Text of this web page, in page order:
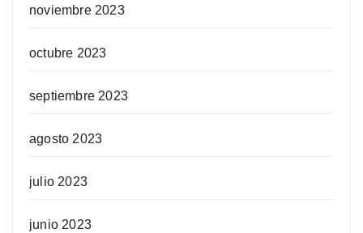
noviembre 2023
octubre 2023
septiembre 2023
agosto 2023
julio 2023
junio 2023